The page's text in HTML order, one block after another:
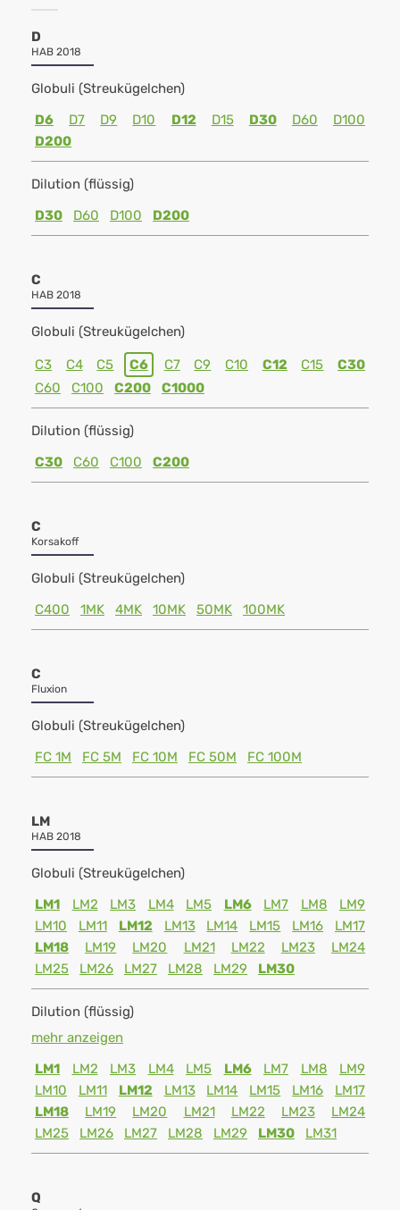
D
HAB 2018
Globuli (Streukügelchen)
D6
D7 D9 D10 D12 D15 D30 D60
D100
D200
Dilution (flüssig)
D30
D60 D100 D200
C
HAB 2018
Globuli (Streukügelchen)
C3 C4 C5 C6 C7 C9 C10 C12 C15
C30
C60
C100 C200 C1000
Dilution (flüssig)
C30
C60 C100 C200
C
Korsakoff
Globuli (Streukügelchen)
C400
1MK 4MK 10MK 50MK 100MK
C
Fluxion
Globuli (Streukügelchen)
FC 1M
FC 5M FC 10M FC 50M FC 100M
LM
HAB 2018
Globuli (Streukügelchen)
LM1
LM2 LM3 LM4 LM5 LM6 LM7 LM8
LM9
LM10
LM11 LM12 LM13 LM14 LM15 LM16
LM17
LM18
LM19 LM20 LM21 LM22 LM23
LM24
LM25
LM26 LM27 LM28 LM29 LM30
Dilution (flüssig)
mehr anzeigen
LM1
LM2 LM3 LM4 LM5 LM6 LM7 LM8
LM9
LM10
LM11 LM12 LM13 LM14 LM15 LM16
LM17
LM18
LM19 LM20 LM21 LM22 LM23
LM24
LM25
LM26 LM27 LM28 LM29 LM30 LM31
Q